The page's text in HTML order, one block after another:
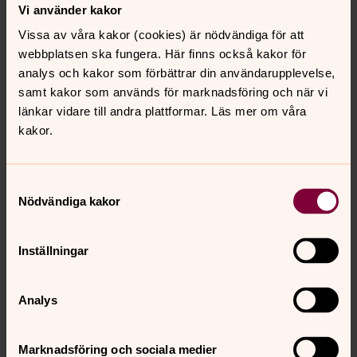
Vi använder kakor
Vissa av våra kakor (cookies) är nödvändiga för att
webbplatsen ska fungera. Här finns också kakor för
analys och kakor som förbättrar din användarupplevelse,
samt kakor som används för marknadsföring och när vi
länkar vidare till andra plattformar. Läs mer om våra
kakor.
Nödvändiga kakor
Inställningar
Analys
Marknadsföring och sociala medier
Karoline Henriksson
Församlingpedagog, Svenska kyrkan i Lund
Direkt: 046-71 87 83
E-post:karoline.henriksson@svenskakyrkan.se
Besöksadress: